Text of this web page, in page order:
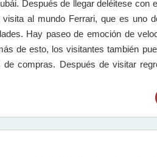
Después de llegar deléitese con
al mundo Ferrari, que es uno
Hay paseo de emoción de
de esto, los visitantes también
compras. Después de visitar